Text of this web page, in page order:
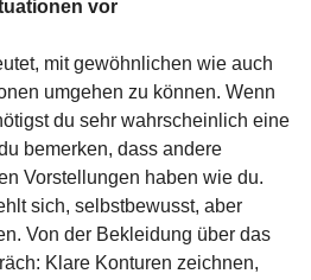
vor
mit gewöhnlichen wie auch
umgehen zu können. Wenn
du sehr wahrscheinlich eine
bemerken, dass andere
Vorstellungen haben wie du.
sich, selbstbewusst, aber
Von der Bekleidung über das
Klare Konturen zeichnen,